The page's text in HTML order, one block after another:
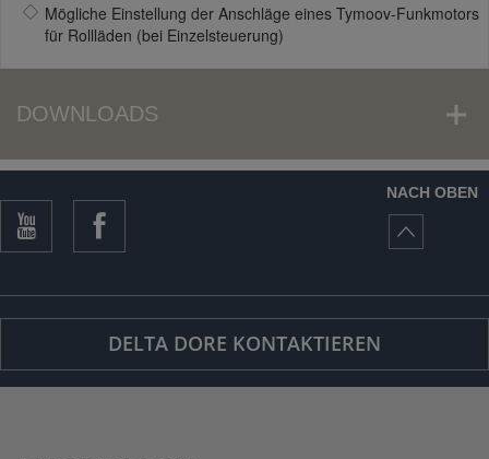
Mögliche Einstellung der Anschläge eines Tymoov-Funkmotors
für Rollläden (bei Einzelsteuerung)
DOWNLOADS
NACH OBEN
DELTA DORE KONTAKTIEREN